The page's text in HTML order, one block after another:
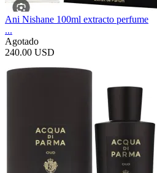
Ani Nishane 100ml extracto perfume
...
Agotado
240.00 USD